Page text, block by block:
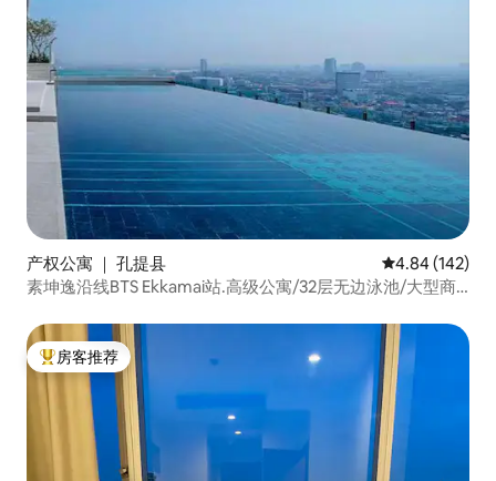
产权公寓 ｜ 孔提县 平均评分 4.84
4.84 (142)
素坤逸沿线BTS Ekkamai站.高级公寓/32层无边泳池/大型商
热门「房客推荐」
房客推荐